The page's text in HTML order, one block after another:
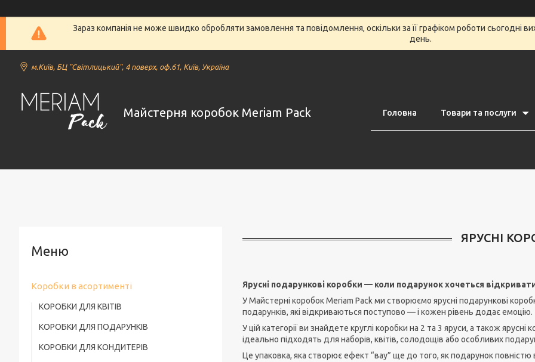
Зараз компанія не може швидко обробляти замовлення та повідомлення, оскільки за її графіком роботи сьогодні
день.
м.Київ, БЦ "Світлицький", 4 поверх, оф.61, Київ, Україна
Майстерня коробок Meriam Pack Головна Товари та послуги
ЯРУСНІ
Ярусні подарункові коробки — коли подарунок хочеться
У Майстерні коробок Meriam Pack ми створюємо ярусні подарункові
подарунків, які відкриваються поступово — і кожен рівень додає емоцію.
У цій категорії ви знайдете круглі коробки на 2 та 3 яруси, а також ярусні
ідеально підходять для наборів, квітів, солодощів або особливих
Це упаковка, яка створює ефект “вау” ще до того, як подарунок повністю
Коробки в асортименті
КОРОБКИ ДЛЯ КВІТІВ
КОРОБКИ ДЛЯ ПОДАРУНКІВ
КОРОБКИ ДЛЯ КОНДИТЕРІВ